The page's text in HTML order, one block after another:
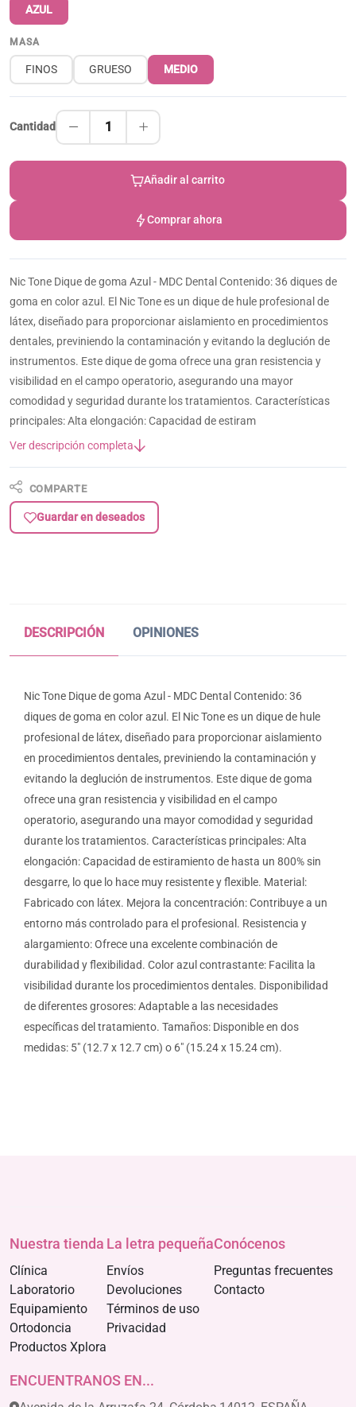
AZUL
MASA
FINOS GRUESO MEDIO
Cantidad 1
Añadir al carrito
Comprar ahora
Nic Tone Dique de goma Azul - MDC Dental Contenido: 36 diques de
goma en color azul. El Nic Tone es un dique de hule profesional de
látex, diseñado para proporcionar aislamiento en procedimientos
dentales, previniendo la contaminación y evitando la deglución de
instrumentos. Este dique de goma ofrece una gran resistencia y
visibilidad en el campo operatorio, asegurando una mayor
comodidad y seguridad durante los tratamientos. Características
principales: Alta elongación: Capacidad de estiram
Ver descripción completa
COMPARTE
Guardar en deseados
DESCRIPCIÓN OPINIONES
Nic Tone Dique de goma Azul - MDC Dental Contenido: 36
diques de goma en color azul. El Nic Tone es un dique de hule
profesional de látex, diseñado para proporcionar aislamiento
en procedimientos dentales, previniendo la contaminación y
evitando la deglución de instrumentos. Este dique de goma
ofrece una gran resistencia y visibilidad en el campo
operatorio, asegurando una mayor comodidad y seguridad
durante los tratamientos. Características principales: Alta
elongación: Capacidad de estiramiento de hasta un 800% sin
desgarre, lo que lo hace muy resistente y flexible. Material:
Fabricado con látex. Mejora la concentración: Contribuye a un
entorno más controlado para el profesional. Resistencia y
alargamiento: Ofrece una excelente combinación de
durabilidad y flexibilidad. Color azul contrastante: Facilita la
visibilidad durante los procedimientos dentales. Disponibilidad
de diferentes grosores: Adaptable a las necesidades
específicas del tratamiento. Tamaños: Disponible en dos
medidas: 5" (12.7 x 12.7 cm) o 6" (15.24 x 15.24 cm).
Nuestra tienda
Clínica
Laboratorio
Equipamiento
Ortodoncia
Productos Xplora
La letra pequeña
Envíos
Devoluciones
Términos de uso
Privacidad
Conócenos
Preguntas frecuentes
Contacto
ENCUENTRANOS EN...